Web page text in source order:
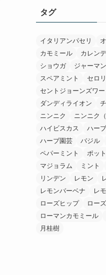
ブタグ
イタリアンパセリ
カモミール
カレン
ショウガ
ジャーマ
スペアミント
セロリ
セントジョーンズワー
ダンディライオン
ニンニク
ニンニク
ハイビスカス
ハーブ
ハーブ園芸
バジル
ペパーミント
ポッ
マジョラム
ミント
リンデン
レモン
レモンバーベナ
レ
ローズヒップ
ロー
ローマンカモミール
月桂樹